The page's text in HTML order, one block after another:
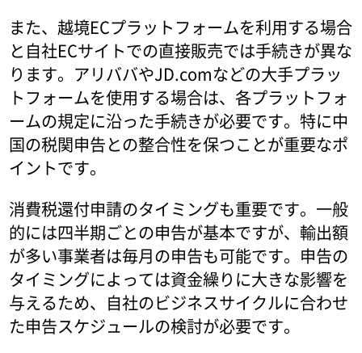
また、越境ECプラットフォームを利用する場合
と自社ECサイトでの直接販売では手続きが異な
ります。アリババやJD.comなどの大手プラッ
トフォームを使用する場合は、各プラットフォ
ームの規定に沿った手続きが必要です。特に中
国の税関申告との整合性を保つことが重要なポ
イントです。
消費税還付申請のタイミングも重要です。一般
的には四半期ごとの申告が基本ですが、輸出額
が多い事業者は毎月の申告も可能です。申告の
タイミングによっては資金繰りに大きな影響を
与えるため、自社のビジネスサイクルに合わせ
た申告スケジュールの検討が必要です。